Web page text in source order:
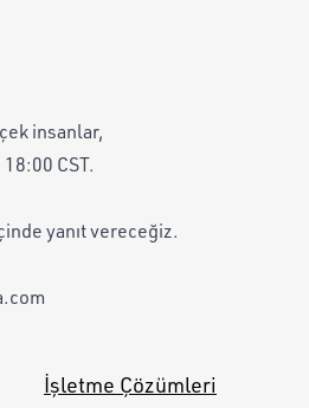
insanlar,
CST.
yanıt vereceğiz.
İşletme Çözümleri